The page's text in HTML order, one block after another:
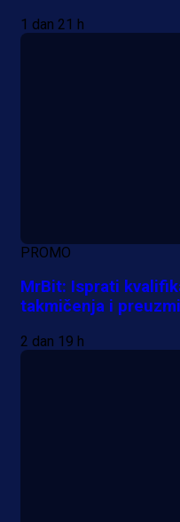
1 dan 21 h
PROMO
MrBit: Isprati
takmičenja i
2 dan 19 h